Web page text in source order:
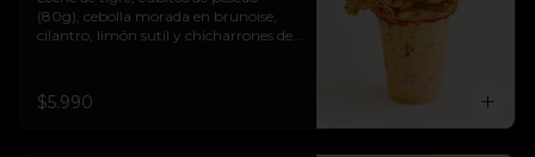
(80g), cebolla morada en brunoise,
cilantro, limón sutil y chicharrones de
$5.990